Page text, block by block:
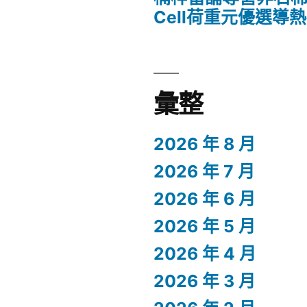
Cell荷重元優選導
彙整
2026 年 8 月
2026 年 7 月
2026 年 6 月
2026 年 5 月
2026 年 4 月
2026 年 3 月